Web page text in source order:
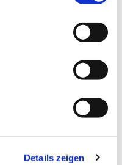
Details zeigen